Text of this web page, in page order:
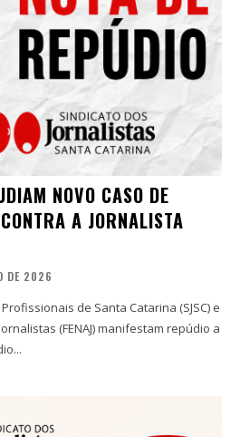
NOVO CASO DE
A JORNALISTA
DE 2026
de Santa Catarina (SJSC) e
(FENAJ) manifestam repúdio a